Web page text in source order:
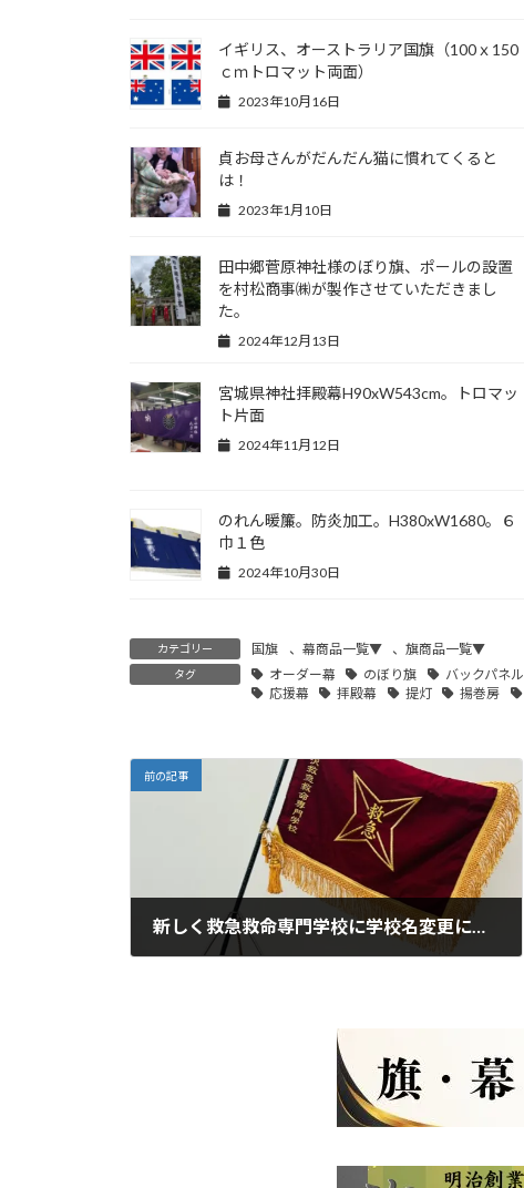
イギリス、オーストラリア国旗（100ｘ150
ｃｍトロマット両面）
2023年10月16日
貞お母さんがだんだん猫に慣れてくると
は！
2023年1月10日
田中郷菅原神社様のぼり旗、ポールの設置
を村松商事㈱が製作させていただきまし
た。
2024年12月13日
宮城県神社拝殿幕H90xW543cm。トロマッ
ト片面
2024年11月12日
のれん暖簾。防炎加工。H380xW1680。６
巾１色
2024年10月30日
カテゴリー 国旗 、 幕商品一覧▼ 、旗商品一覧▼
タグ オーダー幕 のぼり旗 バックパネル
応援幕
拝殿幕 提灯 揚巻房
前の記事
新しく救急救命専門学校に学校名変更に伴う旗の刺繍の修正と、屋内学校旗の作成